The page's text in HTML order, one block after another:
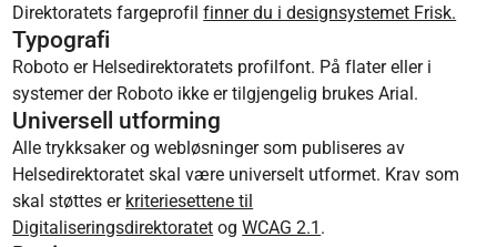
Direktoratets fargeprofilfinner du i designsystemet Frisk.
Typografi
Roboto er Helsedirektoratets profilfont. På flater eller i
systemer der Roboto ikke er tilgjengelig brukes Arial.
Universell utforming
Alle trykksaker og webløsninger som publiseres av
Helsedirektoratet skal være universelt utformet. Krav som
skal støttes er kriteriesettene til
Digitaliseringsdirektoratet ogWCAG 2.1 .